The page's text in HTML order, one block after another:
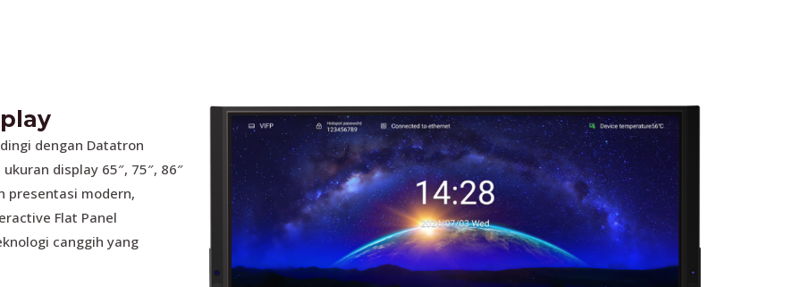
dengan Datatron
display 65″, 75″, 86″
presentasi modern,
Flat Panel
canggih yang